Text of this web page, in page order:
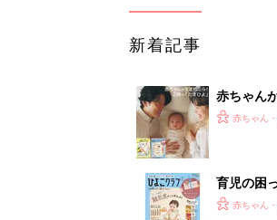
新着記事
赤ちゃん
赤ちゃん
育児の困
つ情報が
赤ちゃん